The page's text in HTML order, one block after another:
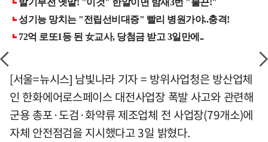
[서울=뉴시스] 남빛나라 기자 = 방위사업청은 방산업체
인 한화에어로스페이스 대전사업장 폭발 사고와 관련해
군용 총포·도검·화약류 제조업체 전 사업장(79개소)에
자체 안전점검을 지시했다고 3일 밝혔다.